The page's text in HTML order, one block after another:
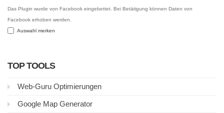
Das Plugin wurde von Facebook eingebettet. Bei Betätigung können Daten von
Facebook erhoben werden.
Auswahl merken
TOP TOOLS
Web-Guru Optimierungen
Google Map Generator